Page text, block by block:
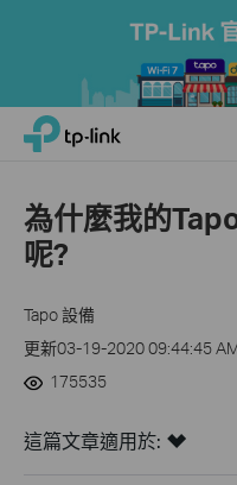
Click
navigation
TP-Link, Reliably Smart
為什麼我的
呢?
Tapo 設備
更新03-19-2020 09:44:45
175535
這篇文章適用於: